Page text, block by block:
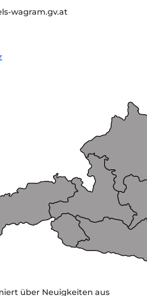
wagram.gv.at
über Neuigkeiten aus